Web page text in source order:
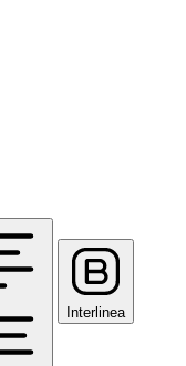
Interlinea